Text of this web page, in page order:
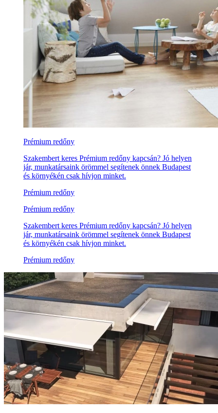
Prémium redőny
Szakembert keres Prémium redőny kapcsán? Jó helyen
jár, munkatársaink örömmel segítenek önnek Budapest
és környékén csak hívjon minket.
Prémium redőny
Prémium redőny
Szakembert keres Prémium redőny kapcsán? Jó helyen
jár, munkatársaink örömmel segítenek önnek Budapest
és környékén csak hívjon minket.
Prémium redőny